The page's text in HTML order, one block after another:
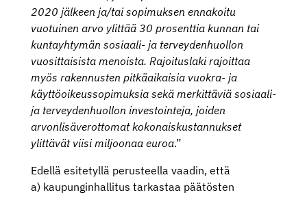
2020 jälkeen ja/tai sopimuksen ennakoitu
vuotuinen arvo ylittää 30 prosenttia kunnan tai
kuntayhtymän sosiaali- ja terveydenhuollon
vuosittaisista menoista. Rajoituslaki rajoittaa
myös rakennusten pitkäaikaisia vuokra- ja
käyttöoikeussopimuksia sekä merkittäviä sosiaali-
ja terveydenhuollon investointeja, joiden
arvonlisäverottomat kokonaiskustannukset
ylittävät viisi miljoonaa euroa.”
Edellä esitetyllä perusteella vaadin, että
a) kaupunginhallitus tarkastaa päätösten